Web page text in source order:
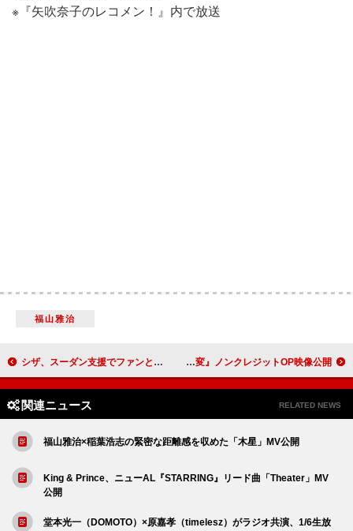
※『矢吹奈子のレコメン！』内で放送
福山雅治
シザ、スーダン支援でファンとの1対1交流をオークションに出品 Official髭男dism新曲を起用、TVアニメ『ダーウィン事変』ノンクレジットOP映像公開
関連ニュース RELATED NEWS
福山雅治×稲葉浩志の緊密な距離感を収めた「木星」MV公開
King & Prince、ニューAL『STARRING』リード曲「Theater」MV
公開
堂本光一（DOMOTO）×原嘉孝（timelesz）がラジオ共演、1/6生放